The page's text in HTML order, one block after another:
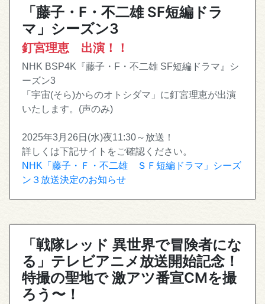
「藤子・F・不二雄 SF短編ドラ
マ」シーズン3
釘宮理恵 出演！！
NHK BSP4K『藤子・F・不二雄 SF短編ドラマ』シ
ーズン3
「宇宙(そら)からのオトシダマ」に釘宮理恵が出演
いたします。(声のみ)
2025年3月26日(水)夜11:30～放送！
詳しくは下記サイトをご確認ください。
NHK「藤子・Ｆ・不二雄 ＳＦ短編ドラマ」シーズ
ン３放送決定のお知らせ
「戦隊レッド 異世界で冒険者にな
る」テレビアニメ放送開始記念！
特撮の聖地で 激アツ番宣CMを撮
ろう〜！